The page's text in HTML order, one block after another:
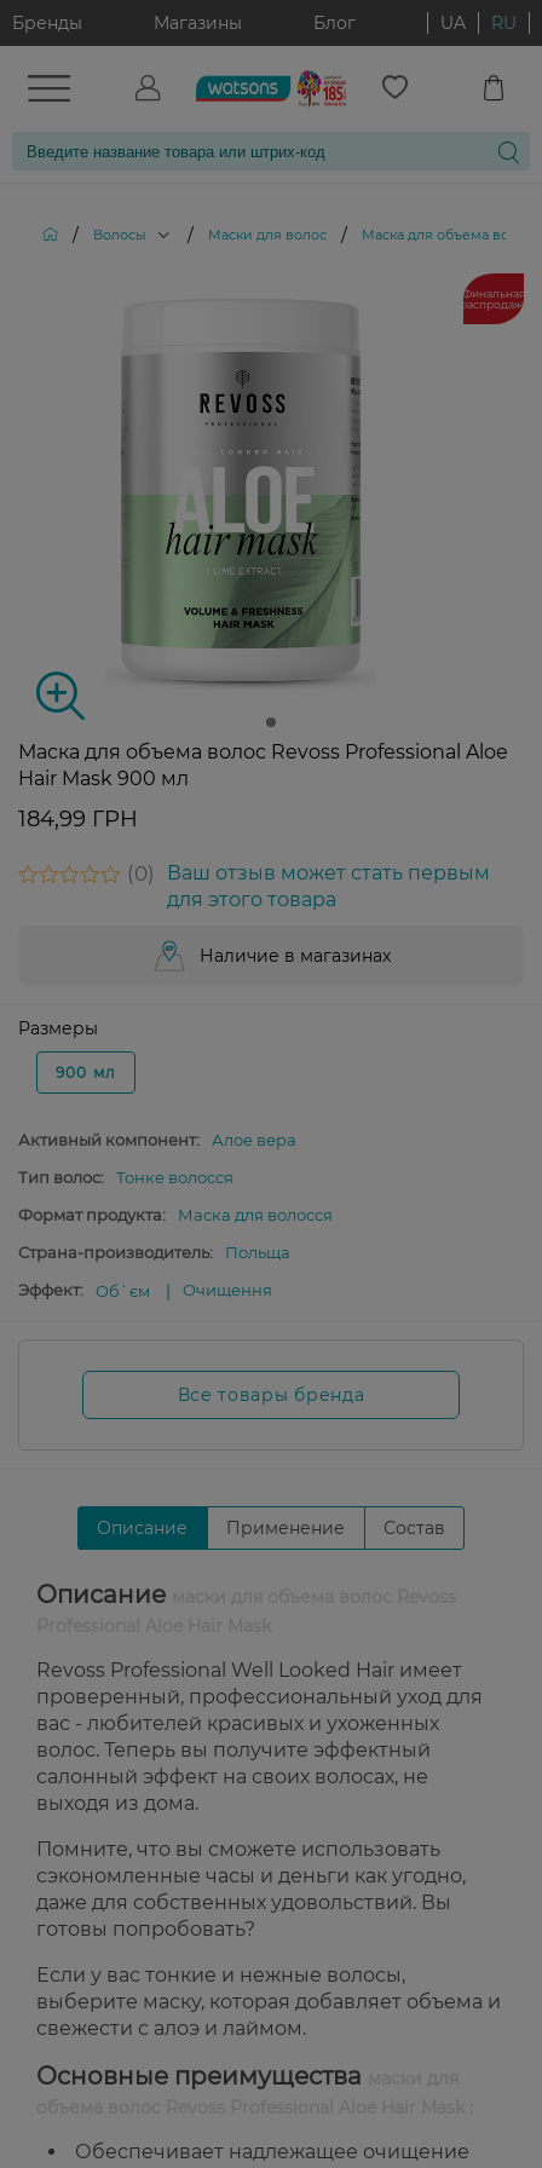
Бренды Магазины Блог UA RU
/ Волосы / Маски для волос / Маска для объема волос
Финальная
распродажа
Маска для объема волос Revoss Professional Aloe
Hair Mask 900 мл
184,99 ГРН
0
Ваш отзыв может стать первым
для этого товара
Наличие в магазинах
Размеры
900 мл
Активный компонент:
Алое вера
Тип волос:
Тонке волосся
Формат продукта:
Маска для волосся
Страна-производитель:
Польща
Эффект:
Об`єм Очищення
Все товары бренда
Описание Применение Состав
Описание
Revoss Professional Well Looked Hair имеет
проверенный, профессиональный уход для
вас - любителей красивых и ухоженных
волос. Теперь вы получите эффектный
салонный эффект на своих волосах, не
выходя из дома.
Помните, что вы сможете использовать
сэкономленные часы и деньги как угодно,
даже для собственных удовольствий. Вы
готовы попробовать?
Если у вас тонкие и нежные волосы,
выберите маску, которая добавляет объема и
свежести с алоэ и лаймом.
Основные преимущества
Обеспечивает надлежащее очищение